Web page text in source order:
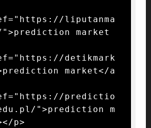
liputanma
">prediction market
detikmark
market</a
predictio
">prediction m
p>